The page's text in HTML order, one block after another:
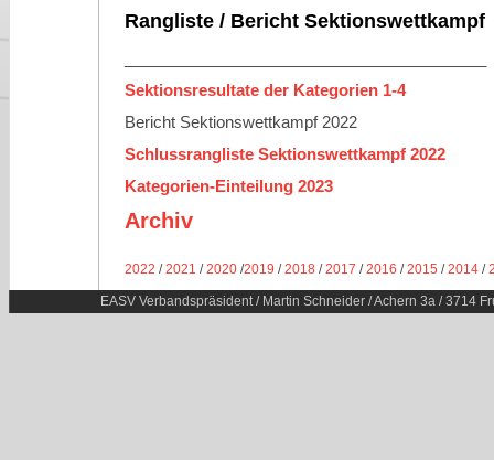
Rangliste / Bericht Sektionswettkampf
Sektionsresultate der Kategorien 1-4
Bericht Sektionswettkampf 2022
Schlussrangliste Sektionswettkampf 2022
Kategorien-Einteilung 2023
Archiv
2022 /2021 /2020 /2019 /2018 /2017 /2016 /2015 /2014 /
EASV Verbandspräsident / Martin Schneider / Achern 3a / 3714